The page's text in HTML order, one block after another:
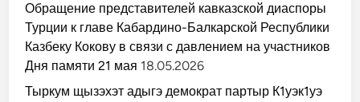
Обращение представителей кавказской диаспоры
Турции к главе Кабардино-Балкарской Республики
Казбеку Кокову в связи с давлением на участников
Дня памяти 21 мая 18.05.2026
Тыркум щызэхэт адыгэ демократ партыр К1уэк1уэ